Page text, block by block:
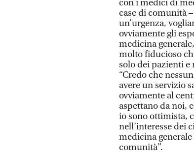
con i medici di
case di comunità
un’urgenza,
ovviamente gli
medicina
molto fiducioso
solo dei pazienti e
“Credo che
avere un servizio
ovviamente al
aspettano da noi,
io sono ottimista,
nell’interesse dei
medicina
comunità”.